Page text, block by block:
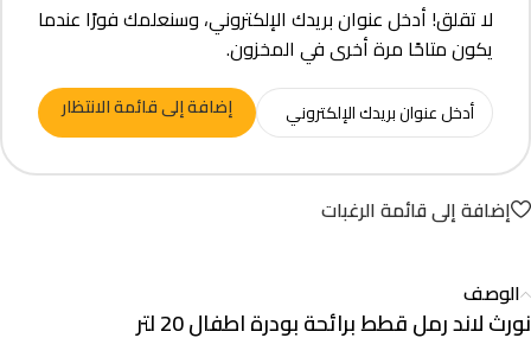
لا تقلق! أدخل عنوان بريدك الإلكتروني، وسنعلمك فورًا عندما
يكون متاحًا مرة أخرى في المخزون.
إضافة إلى قائمة الانتظار
إضافة إلى قائمة الرغبات
الوصف
نورث لاند رمل قطط برائحة بودرة اطفال 20 لتر